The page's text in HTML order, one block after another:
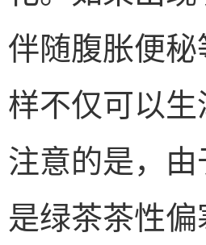
伴随腹胀便
样不仅可以
注意的是，
是绿茶茶性